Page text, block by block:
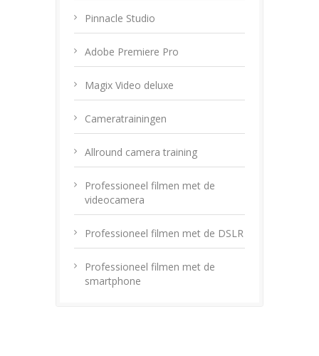
Pinnacle Studio
Adobe Premiere Pro
Magix Video deluxe
Cameratrainingen
Allround camera training
Professioneel filmen met de
videocamera
Professioneel filmen met de DSLR
Professioneel filmen met de
smartphone